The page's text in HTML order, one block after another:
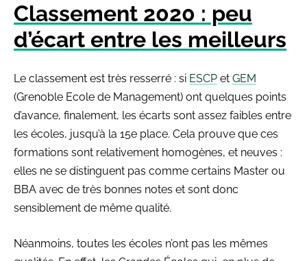
Classement 2020 : peu
d’écart entre les meilleurs
Le classement est très resserré : si ESCP et GEM
(Grenoble Ecole de Management) ont quelques points
d’avance, finalement, les écarts sont assez faibles entre
les écoles, jusqu’à la 15e place. Cela prouve que ces
formations sont relativement homogènes, et neuves :
elles ne se distinguent pas comme certains Master ou
BBA avec de très bonnes notes et sont donc
sensiblement de même qualité.
Néanmoins, toutes les écoles n’ont pas les mêmes